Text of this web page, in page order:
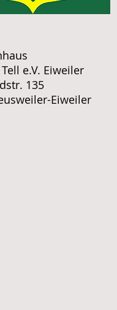
e.V. Eiweiler
135
Eiweiler